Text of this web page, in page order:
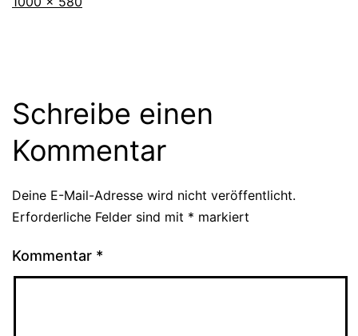
Schreibe einen
Kommentar
Deine E-Mail-Adresse wird nicht veröffentlicht.
Erforderliche Felder sind mit * markiert
Kommentar *